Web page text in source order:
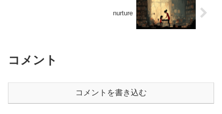
nurture
コメント
コメントを書き込む